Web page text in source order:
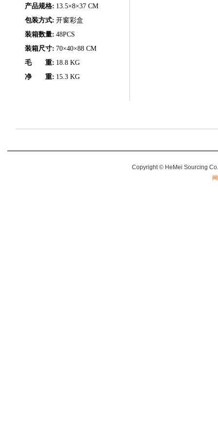
产品规格: 13.5×8×37 CM
包装方式: 开窗彩盒
装箱数量: 48PCS
装箱尺寸: 70×40×88 CM
毛 重: 18.8 KG
净 重: 15.3 KG
Copyright© HeMei Sourcing